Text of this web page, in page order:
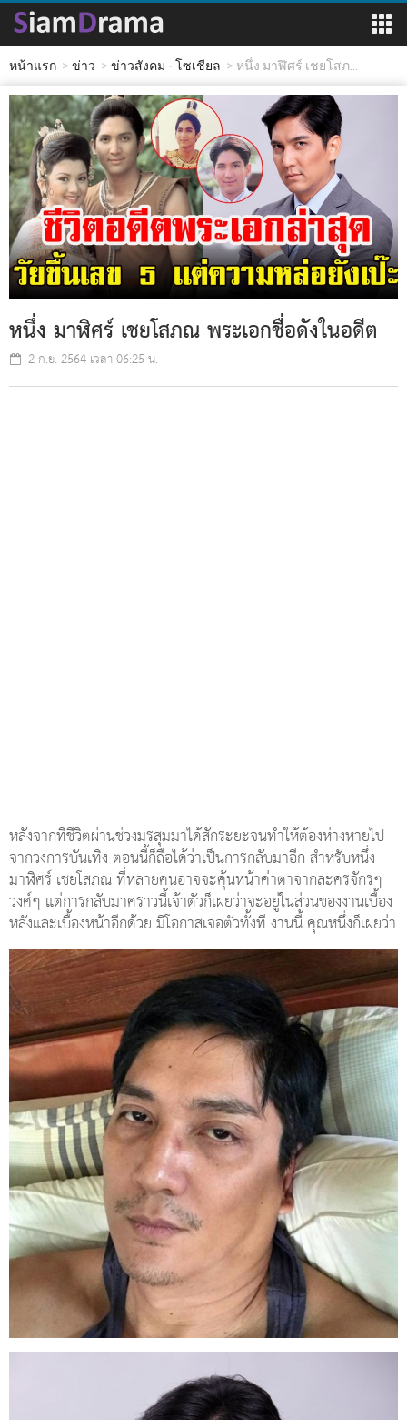
หน้าแรก ข่าว ข่าวสังคม - โซเชียล หนึ่ง มาฬิศร์ เชยโสภ...
หนึ่ง มาฬิศร์ เชยโสภณ พระเอกชื่อดังในอดีต
2 ก.ย. 2564 เวลา 06:25 น.
หลังจากที่ชีวิตผ่านช่วงมรสุมมาได้สักระยะจนทำให้ต้องห่างหายไป
จากวงการบันเทิง ตอนนี้ก็ถือได้ว่าเป็นการกลับมาอีก สำหรับหนึ่ง
มาฬิศร์ เชยโสภณ ที่หลายคนอาจจะคุ้นหน้าค่าตาจากละครจักรๆ
วงศ์ๆ แต่การกลับมาคราวนี้เจ้าตัวก็เผยว่าจะอยู่ในส่วนของงานเบื้อง
หลังและเบื้องหน้าอีกด้วย มีโอกาสเจอตัวทั้งที งานนี้ คุณหนึ่งก็เผยว่า